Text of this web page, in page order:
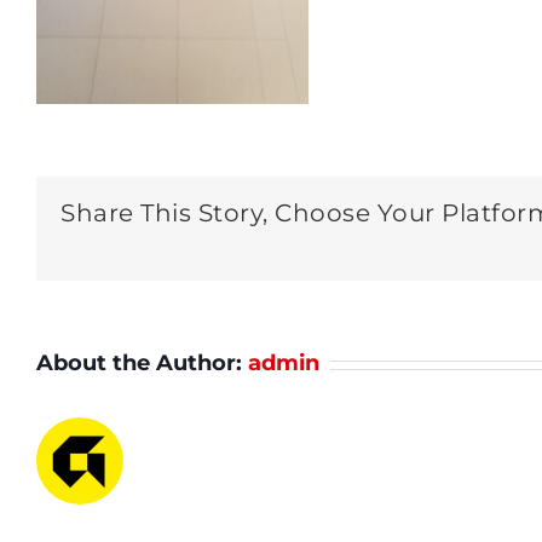
Share This Story, Choose Your
About the Author: admin